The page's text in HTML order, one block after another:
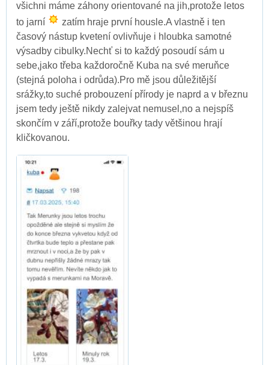
všichni máme záhony orientované na jih,protože letos
to jarní
zatím hraje první housle.A vlastně i ten
časový nástup kvetení ovlivňuje i hloubka samotné
výsadby cibulky.Nechť si to každý posoudí sám u
sebe,jako třeba každoročně Kuba na své meruňce
(stejná poloha i odrůda).Pro mě jsou důležitější
srážky,to suché probouzení přírody je naprd a v březnu
jsem tedy ještě nikdy zalejvat nemusel,no a nejspíš
skončím v září,protože bouřky tady většinou hrají
kličkovanou.